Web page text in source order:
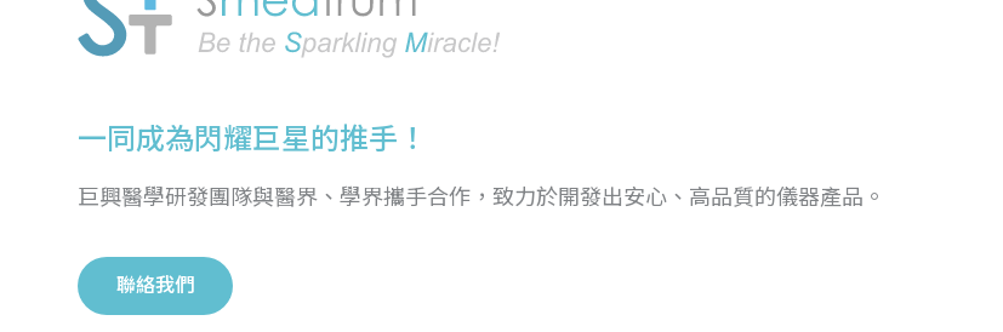
一同成為閃耀巨星的推手！
巨興醫學研發團隊與醫界、學界攜手合作，致力於開發出安心、高品質的儀器產品。
聯絡我們